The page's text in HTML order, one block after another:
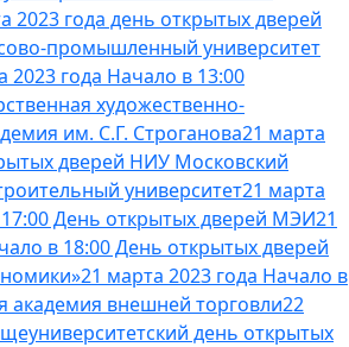
2023 года день открытых дверей
промышленный университет
2023 года Начало в 13:00
художественно-
им. С.Г. Строганова21 марта
дверей НИУ Московский
университет21 марта
День открытых дверей МЭИ21
в 18:00 День открытых дверей
21 марта 2023 года Начало в
академия внешней торговли22
день открытых